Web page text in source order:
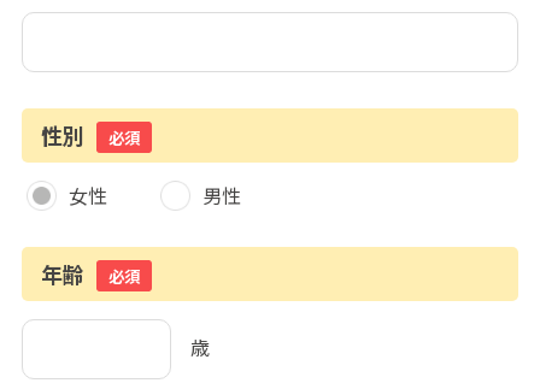
性別 必須
女性 男性
年齢 必須
歳